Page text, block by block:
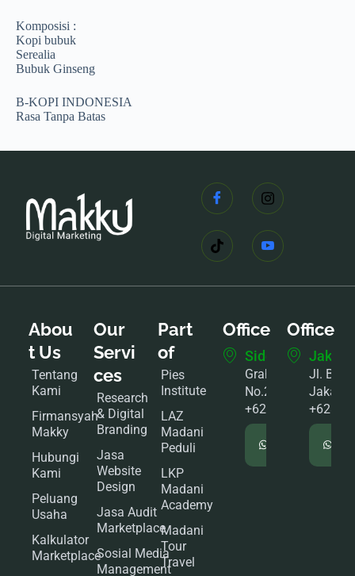
Komposisi :
Kopi bubuk
Serealia
Bubuk Ginseng
B-KOPI INDONESIA
Rasa Tanpa Batas
Abou
t Us
Tentang
Kami
Firmansyah
Makky
Hubungi
Kami
Peluang
Usaha
Kalkulator
Marketplace
Our
Servi
ces
Research
& Digital
Branding
Jasa
Website
Design
Jasa Audit
Marketplace
Sosial Media
Management
Part
of
Pies
Institute
LAZ
Madani
Peduli
LKP
Madani
Academy
Madani
Tour
Travel
Office
Sidoarjo
Graha Mutiara B6
No.2
+62895333333368
WhatsApp
Office
Jl.
Jakarta